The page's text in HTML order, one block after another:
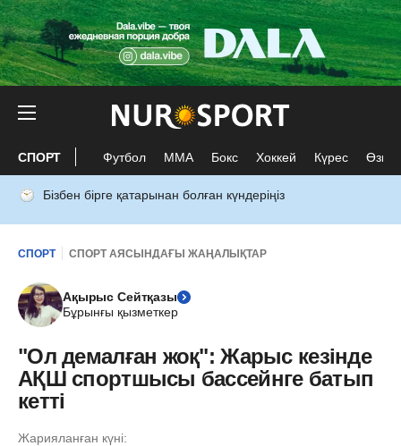
СПОРТ Футбол ММА Бокс Хоккей Күрес Өзге
Бізбен бірге қатарынан болған күндеріңіз
СПОРТ СПОРТ АЯСЫНДАҒЫ ЖАҢАЛЫҚТАР
Ақырыс Сейтқазы
Бұрынғы қызметкер
"Ол демалған жоқ": Жарыс кезінде
АҚШ спортшысы бассейнге батып
кетті
Жарияланған күні: